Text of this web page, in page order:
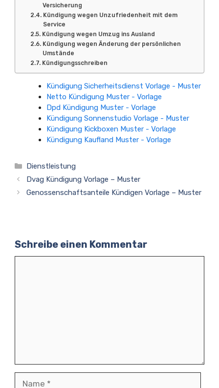
Versicherung
Kündigung wegen Unzufriedenheit mit dem
Service
Kündigung wegen Umzug ins Ausland
Kündigung wegen Änderung der persönlichen
Umstände
Kündigungsschreiben
Kündigung Sicherheitsdienst Vorlage - Muster
Netto Kündigung Muster - Vorlage
Dpd Kündigung Muster - Vorlage
Kündigung Sonnenstudio Vorlage - Muster
Kündigung Kickboxen Muster - Vorlage
Kündigung Kaufland Muster - Vorlage
Kategorien
Dienstleistung
Dvag Kündigung Vorlage – Muster
Genossenschaftsanteile Kündigen Vorlage – Muster
Schreibe einen Kommentar